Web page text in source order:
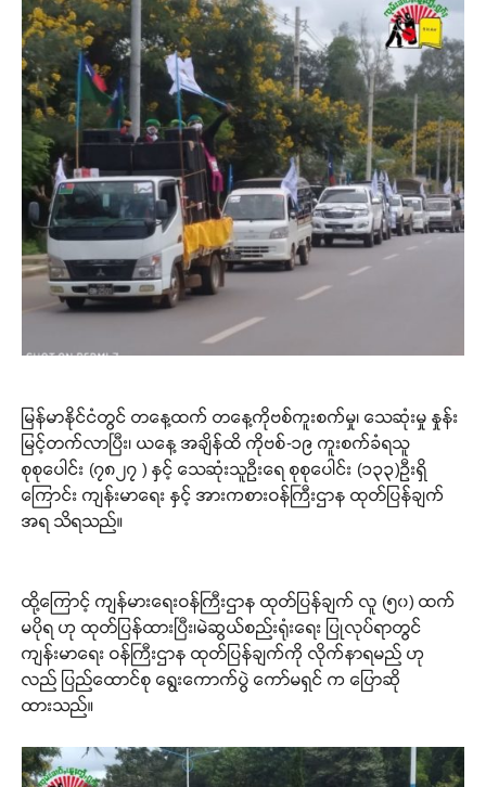
မြန်မာနိုင်ငံတွင် တနေ့ထက် တနေ့ကိုဗစ်ကူးစက်မှု၊ သေဆုံးမှု နှုန်း
မြင့်တက်လာပြီး၊ ယနေ့ အချိန်ထိ ကိုဗစ်-၁၉ ကူးစက်ခံရသူ
စုစုပေါင်း (၇၈၂၇ ) နှင့် သေဆုံးသူဦးရေ စုစုပေါင်း (၁၃၃)ဦးရှိ
ကြောင်း ကျန်းမာရေး နှင့် အားကစားဝန်ကြီးဌာန ထုတ်ပြန်ချက်
အရ သိရသည်။
ထို့ကြောင့် ကျန်မားရေးဝန်ကြီးဌာန ထုတ်ပြန်ချက် လူ (၅၀) ထက်
မပိုရ ဟု ထုတ်ပြန်ထားပြီး၊မဲဆွယ်စည်းရုံးရေး ပြုလုပ်ရာတွင်
ကျန်းမာရေး ဝန်ကြီးဌာန ထုတ်ပြန်ချက်ကို လိုက်နာရမည် ဟု
လည် ပြည်ထောင်စု ရွေးကောက်ပွဲ ကော်မရှင် က ပြောဆို
ထားသည်။